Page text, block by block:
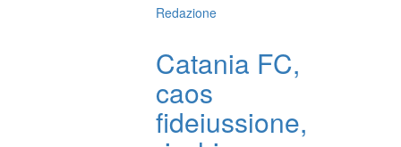
Redazione
Catania FC,
caos
fideiussione,